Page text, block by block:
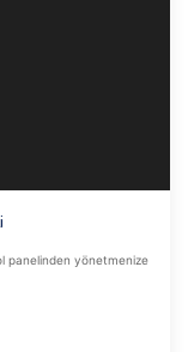
panelinden yönetmenize